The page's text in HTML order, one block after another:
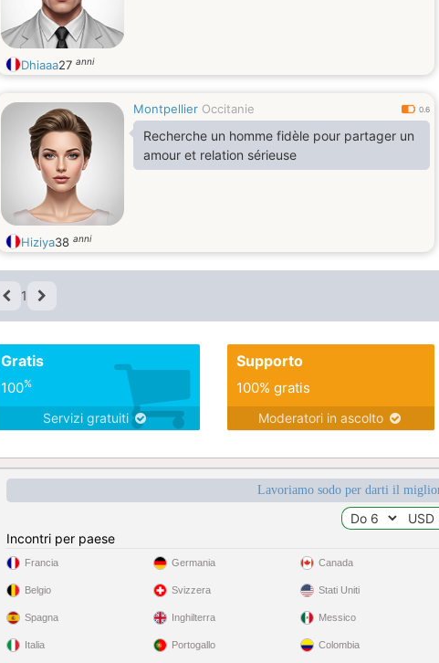
Dhiaaa27 anni
Montpellier Occitanie 0.6
Recherche un homme fidèle pour partager un
amour et relation sérieuse
Hiziya38 anni
1
Gratis
100%
Servizi gratuiti
Supporto
100% gratis
Moderatori in ascolto
Lavoriamo sodo per darti il
Incontri per paese
Francia
Belgio
Spagna
Italia
Germania
Svizzera
Inghilterra
Portogallo
Canada
Stati Uniti
Messico
Colombia